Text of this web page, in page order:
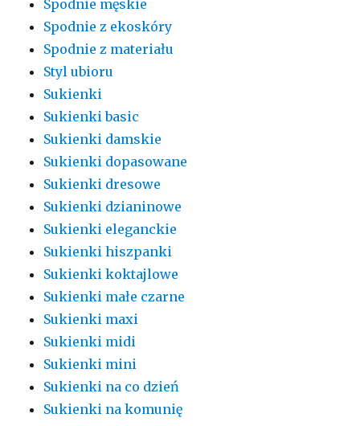
Spodnie męskie
Spodnie z ekoskóry
Spodnie z materiału
Styl ubioru
Sukienki
Sukienki basic
Sukienki damskie
Sukienki dopasowane
Sukienki dresowe
Sukienki dzianinowe
Sukienki eleganckie
Sukienki hiszpanki
Sukienki koktajlowe
Sukienki małe czarne
Sukienki maxi
Sukienki midi
Sukienki mini
Sukienki na co dzień
Sukienki na komunię